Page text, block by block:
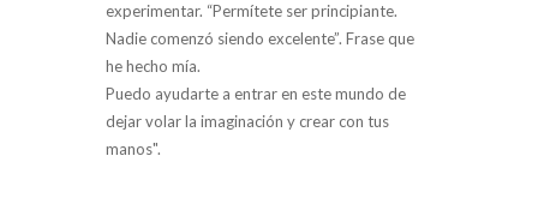
experimentar. “Permítete ser principiante.
Nadie comenzó siendo excelente”. Frase que
he hecho mía.
Puedo ayudarte a entrar en este mundo de
dejar volar la imaginación y crear con tus
manos".